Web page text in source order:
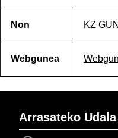
Non KZ
Webgunea
Arrasateko Udala